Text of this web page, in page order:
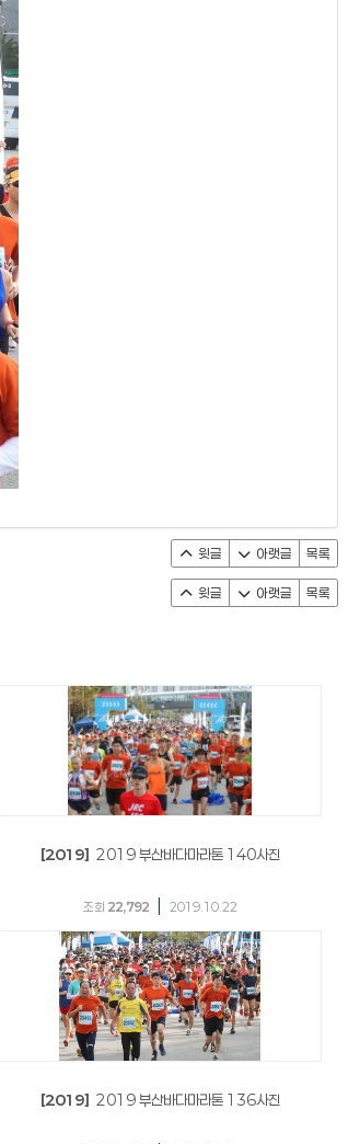
윗글 아랫글 목록
윗글 아랫글 목록
[2019] 2019 부산바다마라톤 140사진
조회 22,792 2019.10.22
[2019] 2019 부산바다마라톤 136사진